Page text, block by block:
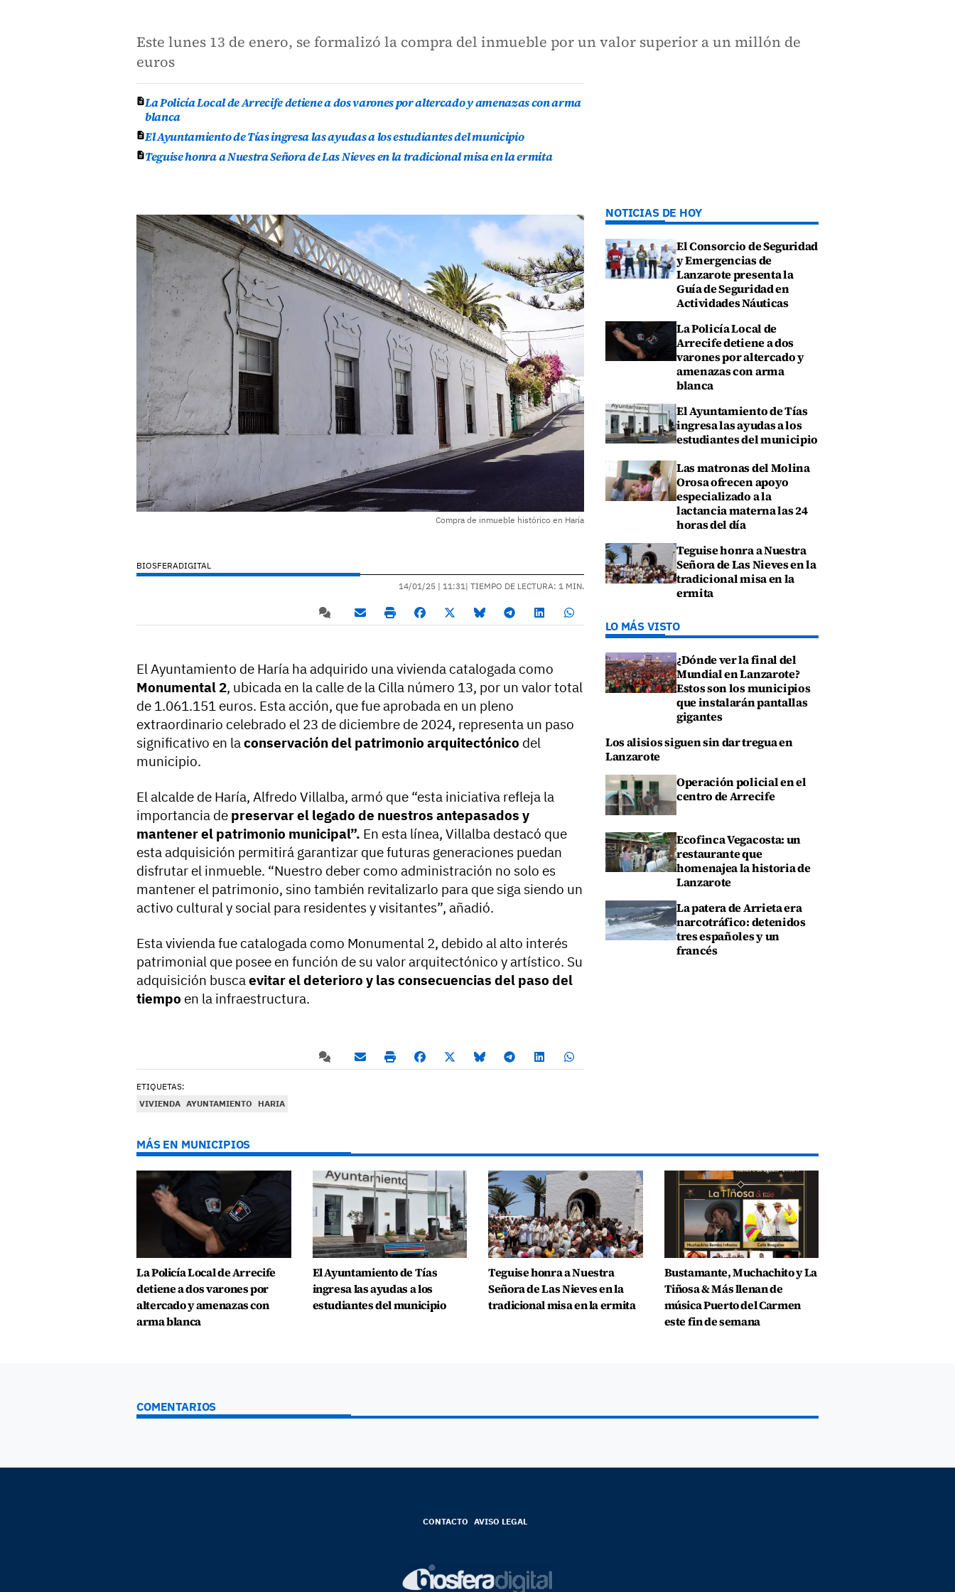
Este lunes 13 de enero, se formalizó la compra del inmueble por un valor superior a un millón de
euros
La Policía Local de Arrecife detiene a dos varones por altercado y amenazas con arma
blanca
El Ayuntamiento de Tías ingresa las ayudas a los estudiantes del municipio
Teguise honra a Nuestra Señora de Las Nieves en la tradicional misa en la ermita
Compra de inmueble histórico en Haría
BIOSFERADIGITAL
14/01/25 | 11:31| TIEMPO DE LECTURA: 1 MIN.
El Ayuntamiento de Haría ha adquirido una vivienda catalogada como
Monumental 2, ubicada en la calle de la Cilla número 13, por un valor total
de 1.061.151 euros. Esta acción, que fue aprobada en un pleno
extraordinario celebrado el 23 de diciembre de 2024, representa un paso
significativo en laconservación del patrimonio arquitectónico del
municipio.
El alcalde de Haría, Alfredo Villalba, armó que “esta iniciativa refleja la
importancia de preservar el legado de nuestros antepasados y
mantener el patrimonio municipal”. En esta línea, Villalba destacó que
esta adquisición permitirá garantizar que futuras generaciones puedan
disfrutar el inmueble. “Nuestro deber como administración no solo es
mantener el patrimonio, sino también revitalizarlo para que siga siendo un
activo cultural y social para residentes y visitantes”, añadió.
Esta vivienda fue catalogada como Monumental 2, debido al alto interés
patrimonial que posee en función de su valor arquitectónico y artístico. Su
adquisición buscaevitar el deterioro y las consecuencias del paso del
tiempo en la infraestructura.
ETIQUETAS:
VIVIENDA AYUNTAMIENTO HARIA
NOTICIAS DE HOY
El Consorcio de Seguridad
y Emergencias de
Lanzarote presenta la
Guía de Seguridad en
Actividades Náuticas
La Policía Local de
Arrecife detiene a dos
varones por altercado y
amenazas con arma
blanca
El Ayuntamiento de Tías
ingresa las ayudas a los
estudiantes del municipio
Las matronas del Molina
Orosa ofrecen apoyo
especializado a la
lactancia materna las 24
horas del día
Teguise honra a Nuestra
Señora de Las Nieves en la
tradicional misa en la
ermita
LO MÁS VISTO
¿Dónde ver la final del
Mundial en Lanzarote?
Estos son los municipios
que instalarán pantallas
gigantes
Los alisios siguen sin dar tregua en
Lanzarote
Operación policial en el
centro de Arrecife
Ecofinca Vegacosta: un
restaurante que
homenajea la historia de
Lanzarote
La patera de Arrieta era
narcotráfico: detenidos
tres españoles y un
francés
MÁS EN MUNICIPIOS
La Policía Local de Arrecife
detiene a dos varones por
altercado y amenazas con
arma blanca
El Ayuntamiento de Tías
ingresa las ayudas a los
estudiantes del municipio
Teguise honra a Nuestra
Señora de Las Nieves en la
tradicional misa en la ermita
Bustamante, Muchachito y La
Tiñosa & Más llenan de
música Puerto del Carmen
este fin de semana
COMENTARIOS
CONTACTO AVISO LEGAL